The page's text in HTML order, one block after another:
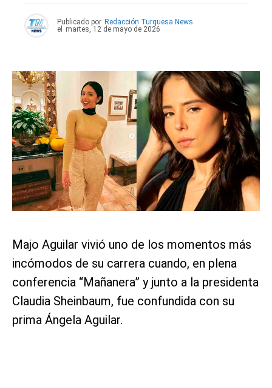
Publicado por Redacción Turquesa News
el
martes, 12 de mayo de 2026
Majo Aguilar vivió uno de los momentos más
incómodos de su carrera cuando, en plena
conferencia “Mañanera” y junto a la presidenta
Claudia Sheinbaum, fue confundida con su
prima Ángela Aguilar.